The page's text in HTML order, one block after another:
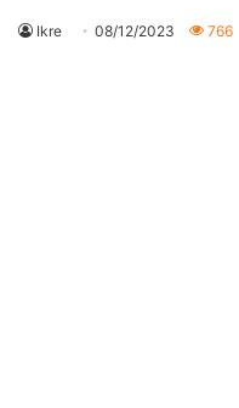
Ikre 08/12/2023 766